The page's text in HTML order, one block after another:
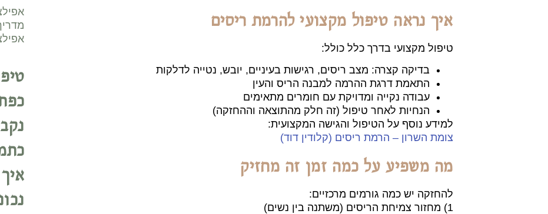
איך נראה טיפול מקצועי להרמת ריסים
טיפול מקצועי בדרך כלל כולל:
בדיקה קצרה: מצב ריסים, רגישות בעיניים, יובש, נטייה לדלקות
התאמת דרגת ההרמה למבנה הריס והעין
עבודה נקייה ומדויקת עם חומרים מתאימים
הנחיות לאחר טיפול (זה חלק מהתוצאה וההחזקה)
למידע נוסף על הטיפול והגישה המקצועית:
צומת השרון – הרמת ריסים (קלודין דוד)
מה משפיע על כמה זמן זה מחזיק
להחזקה יש כמה גורמים מרכזיים:
1) מחזור צמיחת הריסים (משתנה בין נשים)